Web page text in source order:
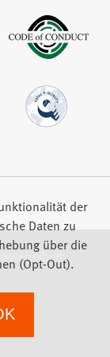
der
Daten zu
über die
(Opt-Out).